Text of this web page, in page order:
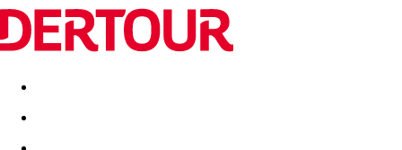
Destinatii Vacanta perfecta OFERTE DE NERATAT